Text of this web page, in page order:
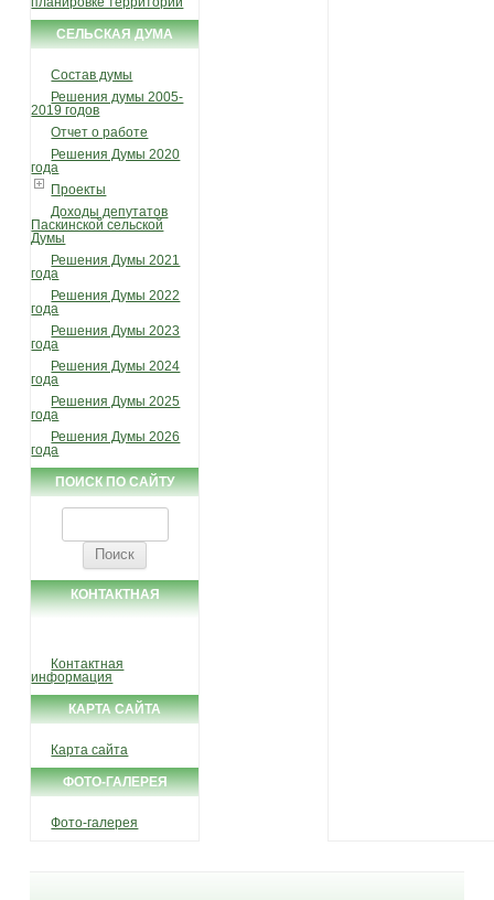
СЕЛЬСКАЯ ДУМА
Состав думы
Решения думы 2005-
2019 годов
Отчет о работе
Решения Думы 2020
года
Проекты
Доходы депутатов
Паскинской сельской
Думы
Решения Думы 2021
года
Решения Думы 2022
года
Решения Думы 2023
года
Решения Думы 2024
года
Решения Думы 2025
года
Решения Думы 2026
года
ПОИСК ПО САЙТУ
КОНТАКТНАЯ
Контактная
информация
КАРТА САЙТА
Карта сайта
ФОТО-ГАЛЕРЕЯ
Фото-галерея